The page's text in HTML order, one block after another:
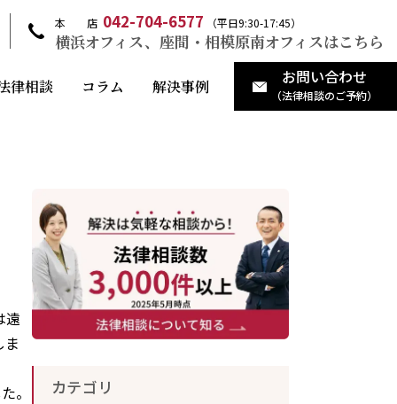
本 店 042-704-6577 （平日9:30-17:45）
横浜オフィス、座間・相模原南オフィスはこちら
律相談 コラム 解決事例 お問い合わせ
（法律相談のご予約）
遠
。
カテゴリ